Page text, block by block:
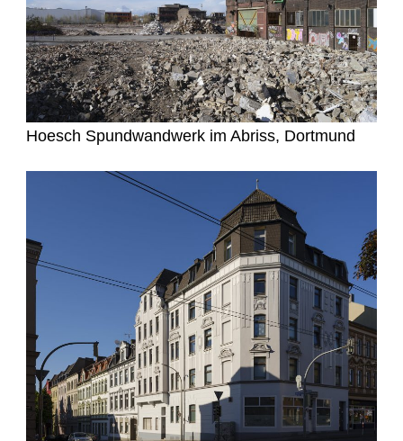
Hoesch Spundwandwerk im Abriss, Dortmund